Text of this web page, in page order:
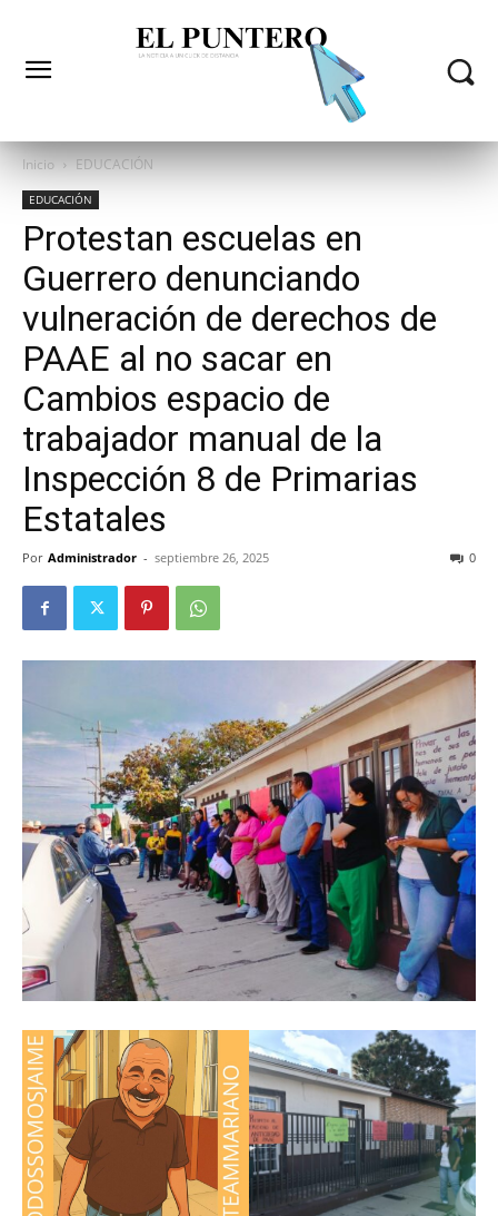
Inicio EDUCACIÓN
EDUCACIÓN
Protestan escuelas en
Guerrero denunciando
vulneración de derechos de
PAAE al no sacar en
Cambios espacio de
trabajador manual de la
Inspección 8 de Primarias
Estatales
Por Administrador - septiembre 26, 2025 0